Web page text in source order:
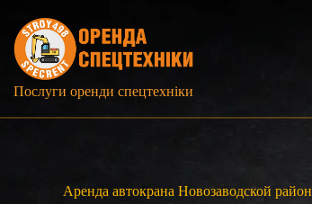
сути
Послуги оренди спецтехніки
Аренда автокрана Новозаводской район